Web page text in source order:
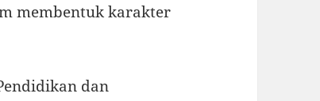
membentuk karakter
dan